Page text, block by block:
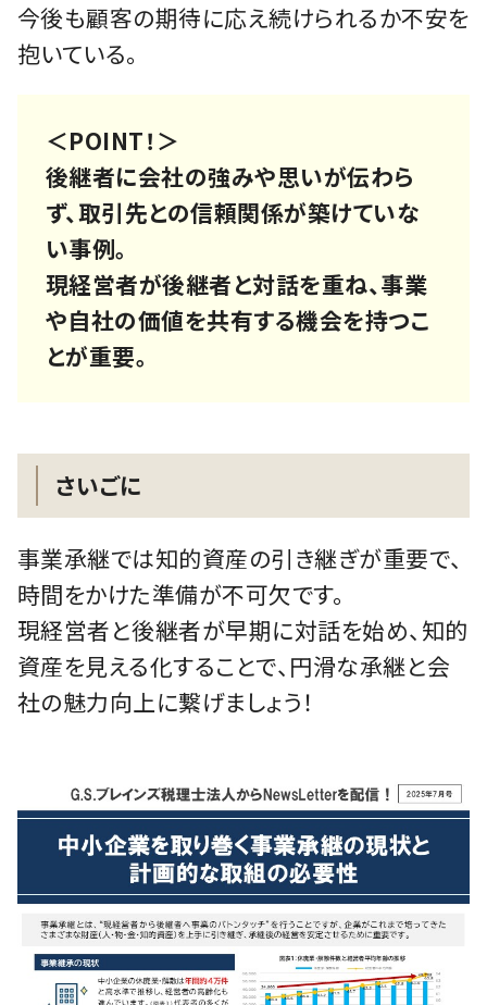
今後も顧客の期待に応え続けられるか不安を
抱いている。
＜POINT！＞
後継者に会社の強みや思いが伝わら
ず、取引先との信頼関係が築けていな
い事例。
現経営者が後継者と対話を重ね、事業
や自社の価値を共有する機会を持つこ
とが重要。
さいごに
事業承継では知的資産の引き継ぎが重要で、
時間をかけた準備が不可欠です。
現経営者と後継者が早期に対話を始め、知的
資産を見える化することで、円滑な承継と会
社の魅力向上に繋げましょう！